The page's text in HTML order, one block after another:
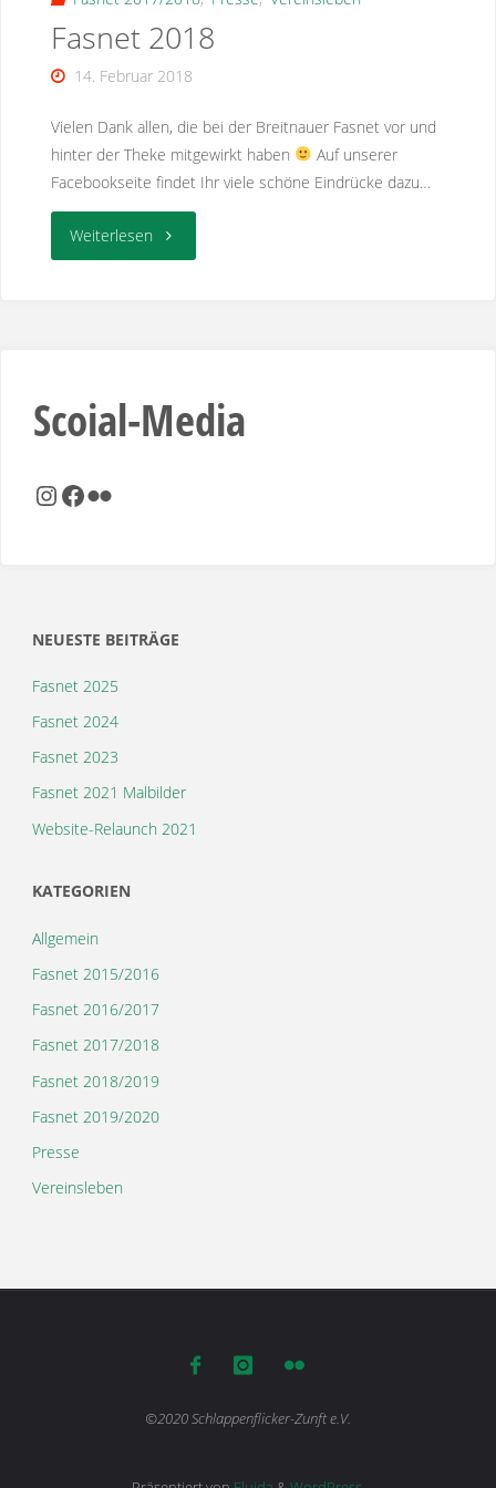
Fasnet 2018
14. Februar 2018
Vielen Dank allen, die bei der Breitnauer Fasnet vor und
hinter der Theke mitgewirkt haben
Auf unserer
Facebookseite findet Ihr viele schöne Eindrücke dazu…
Weiterlesen"Fasnet
Scoial-Media
Instagram
Facebook
Flickr
NEUESTE BEITRÄGE
Fasnet 2025
Fasnet 2024
Fasnet 2023
Fasnet 2021 Malbilder
Website-Relaunch 2021
KATEGORIEN
Allgemein
Fasnet 2015/2016
Fasnet 2016/2017
Fasnet 2017/2018
Fasnet 2018/2019
Fasnet 2019/2020
Presse
Vereinsleben
©2020 Schlappenflicker-Zunft e.V.